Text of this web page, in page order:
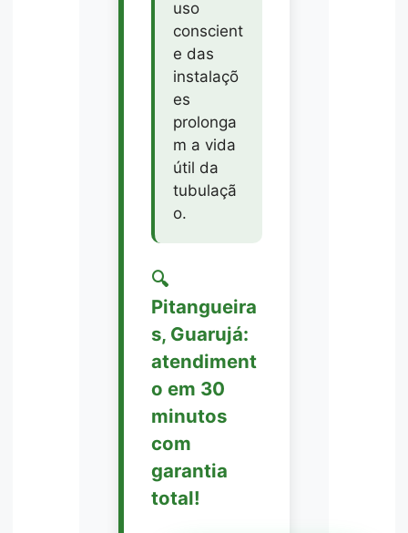
uso
conscient
e das
instalaçõ
es
prolonga
m a vida
útil da
tubulaçã
o.
🔍
Pitangueira
s, Guarujá:
atendiment
o em 30
minutos
com
garantia
total!